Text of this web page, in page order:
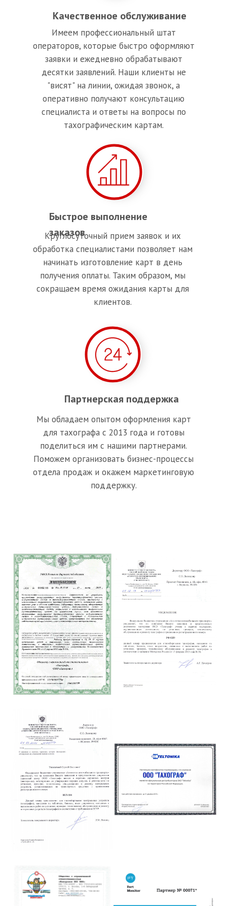
Мы обладаем опытом оформления карт
для тахографа с 2013 года и готовы
поделиться им с нашими партнерами.
Поможем организовать бизнес-процессы
отдела продаж и окажем маркетинговую
поддержку.
Партнерская поддержка
Круглосуточный прием заявок и их
обработка специалистами позволяет нам
начинать изготовление карт в день
получения оплаты. Таким образом, мы
сокращаем время ожидания карты для
клиентов.
Быстрое выполнение
заказов
Имеем профессиональный штат
операторов, которые быстро оформляют
заявки и ежедневно обрабатывают
десятки заявлений. Наши клиенты не
"висят" на линии, ожидая звонок, а
оперативно получают консультацию
специалиста и ответы на вопросы по
тахографическим картам.
Качественное обслуживание